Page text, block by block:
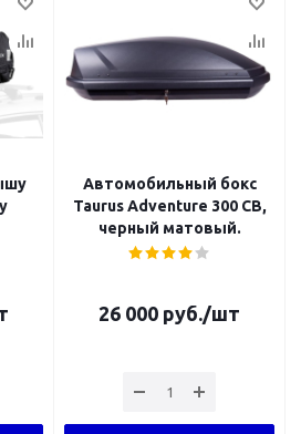
Автомобильный бокс
Taurus Adventure 300 CB,
черный матовый.
26 000 руб./шт